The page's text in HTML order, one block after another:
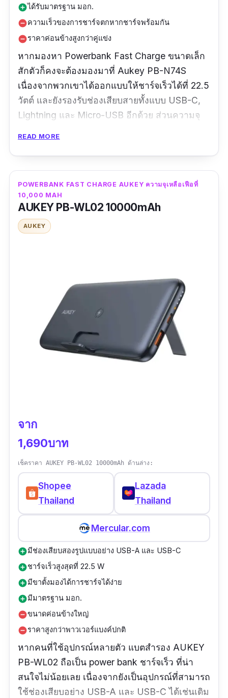
add_circleได้รับมาตรฐาน มอก.
remove_circleความเร็วของการชาร์จตกหากชาร์จพร้อมกัน
remove_circleราคาค่อนข้างสูงกว่าคู่แข่ง
หากมองหา Powerbank Fast Charge ขนาดเล็ก
สักตัวก็คงจะต้องมองมาที่ Aukey PB-N74S
เนื่องจากพวกเขาได้ออกแบบให้ชาร์จเร็วได้ที่ 22.5
วัตต์ และยังรองรับช่องเสียบสายทั้งแบบ USB-C,
Lightning และ Micro-USB อีกด้วย ส่วนความจุ
พวกเขารองรับการชาร์จเร็วจาก Samsung,
Huawei และ Sony เช่นเดียวกับการชาร์จพร้อมกัน
ได้ถึงสองเครื่องอีกด้วย
รีวิว :ส่งเร็ว ชาร์ตให้เต็ม พาวเวอร์แบ้ง ประมาณ
4-5 ชม. ชาร์ตไฟเข้าและออก max type C
READ MORE
POWERBANK FAST CHARGE AUKEY ความจุเหลือเฟือที่
10,000 MAH
AUKEY PB-WL02 10000mAh
AUKEY
จาก
1,690บาท
เช็คราคา AUKEY PB-WL02 10000mAh ด้านล่าง:
Shopee
Thailand
Lazada
Thailand
Mercular.com
add_circleมีช่องเสียบสองรูปแบบอย่าง USB-A และ USB-C
add_circleชาร์จเร็วสูงสุดที่ 22.5 W
add_circleมีขาตั้งมองได้การชาร์จได้ง่าย
add_circleมีมาตรฐาน มอก.
remove_circleขนาดค่อนข้างใหญ่
remove_circleราคาสูงกว่าพาวเวอร์แบงค์ปกติ
หากคนที่ใช้อุปกรณ์หลายตัว แบตสำรอง AUKEY
PB-WL02 ถือเป็น power bank ชาร์จเร็ว ที่น่า
สนใจไม่น้อยเลย เนื่องจากยังเป็นอุปกรณ์ที่สามารถ
ใช้ช่องเสียบอย่าง USB-A และ USB-C ได้เช่นเดิม